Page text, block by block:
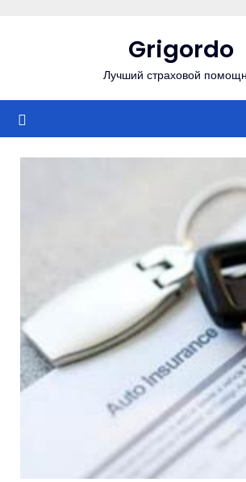
Grigordo
Лучший страховой